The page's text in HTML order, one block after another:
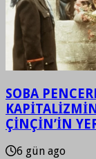
SOBA
ÇİNÇİN’İN
6 gün ago